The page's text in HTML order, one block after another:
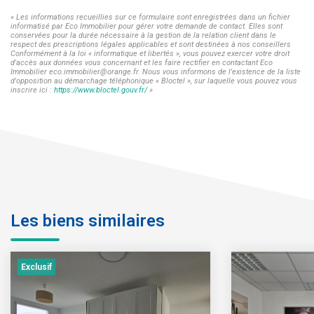
« Les informations recueillies sur ce formulaire sont enregistrées dans un fichier
informatisé par Eco Immobilier pour gérer votre demande de contact. Elles sont
conservées pour la durée nécessaire à la gestion de la relation client dans le
respect des prescriptions légales applicables et sont destinées à nos conseillers
Conformément à la loi « informatique et libertés », vous pouvez exercer votre droit
d'accès aux données vous concernant et les faire rectifier en contactant Eco
Immobilier eco.immobilier@orange.fr. Nous vous informons de l'existence de la liste
d'opposition au démarchage téléphonique « Bloctel », sur laquelle vous pouvez vous
inscrire ici : https://www.bloctel.gouv.fr/»
Les biens similaires
Exclusif